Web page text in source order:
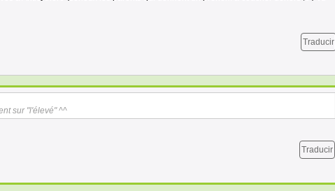
Traducir
sur "l'élevé" ^^
Traducir